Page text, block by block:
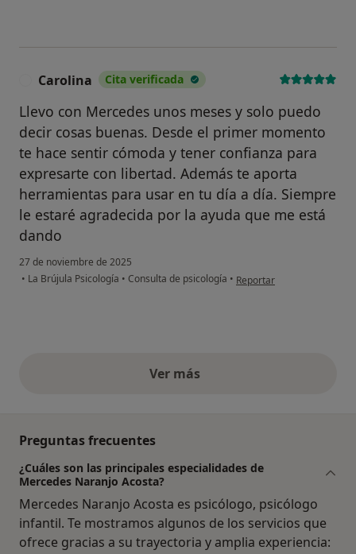
Carolina Cita verificada
Llevo con Mercedes unos meses y solo puedo
decir cosas buenas. Desde el primer momento
te hace sentir cómoda y tener confianza para
expresarte con libertad. Además te aporta
herramientas para usar en tu día a día. Siempre
le estaré agradecida por la ayuda que me está
dando
27 de noviembre de 2025
• La Brújula Psicología • Consulta de psicología • en opinión del usuario
Reportar
Ver másopiniones anteriores
Preguntas frecuentes
¿Cuáles son las principales especialidades de
Mercedes Naranjo Acosta?
Mercedes Naranjo Acosta es psicólogo, psicólogo
infantil. Te mostramos algunos de los servicios que
ofrece gracias a su trayectoria y amplia experiencia: